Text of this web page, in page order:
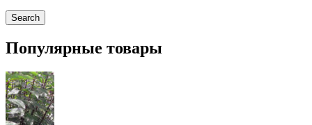
Search
Популярные товары